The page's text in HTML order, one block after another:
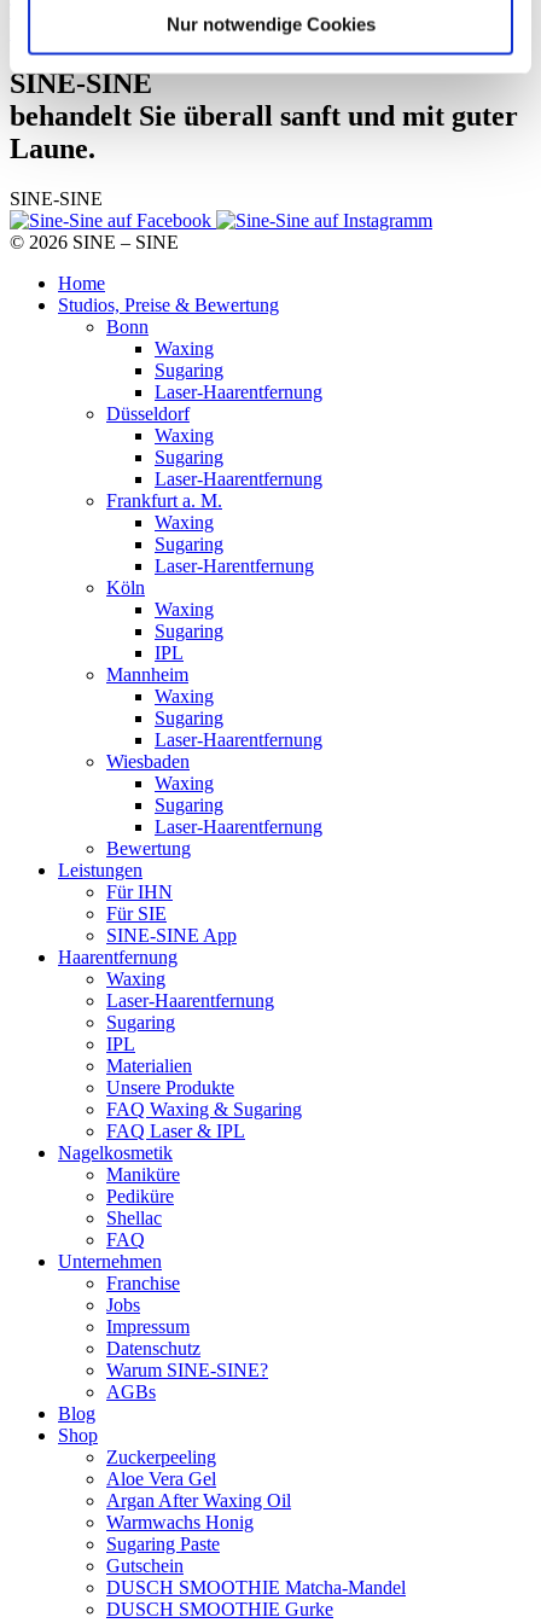
Nur notwendige Cookies
Können Laser oder IPL bei Tattoos angewendet werden?
SINE-SINE
behandelt Sie überall sanft und mit guter
Laune.
SINE-SINE
© 2026 SINE – SINE
Home
Studios, Preise & Bewertung
Bonn
Waxing
Sugaring
Laser-Haarentfernung
Düsseldorf
Waxing
Sugaring
Laser-Haarentfernung
Frankfurt a. M.
Waxing
Sugaring
Laser-Harentfernung
Köln
Waxing
Sugaring
IPL
Mannheim
Waxing
Sugaring
Laser-Haarentfernung
Wiesbaden
Waxing
Sugaring
Laser-Haarentfernung
Bewertung
Leistungen
Für IHN
Für SIE
SINE-SINE App
Haarentfernung
Waxing
Laser-Haarentfernung
Sugaring
IPL
Materialien
Unsere Produkte
FAQ Waxing & Sugaring
FAQ Laser & IPL
Nagelkosmetik
Maniküre
Pediküre
Shellac
FAQ
Unternehmen
Franchise
Jobs
Impressum
Datenschutz
Warum SINE-SINE?
AGBs
Blog
Shop
Zuckerpeeling
Aloe Vera Gel
Argan After Waxing Oil
Warmwachs Honig
Sugaring Paste
Gutschein
DUSCH SMOOTHIE Matcha-Mandel
DUSCH SMOOTHIE Gurke